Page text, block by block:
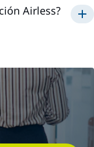
Airless?